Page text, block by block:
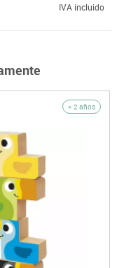
IVA incluido
+ 2 años